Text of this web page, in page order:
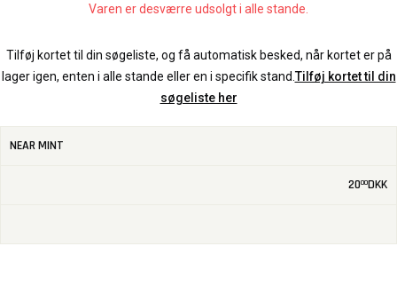
Varen er desværre udsolgt i alle stande.
Tilføj kortet til din søgeliste, og få automatisk besked, når kortet er på
lager igen, enten i alle stande eller en i specifik stand. Tilføj kortet til din
søgeliste her
NEAR MINT
2000DKK